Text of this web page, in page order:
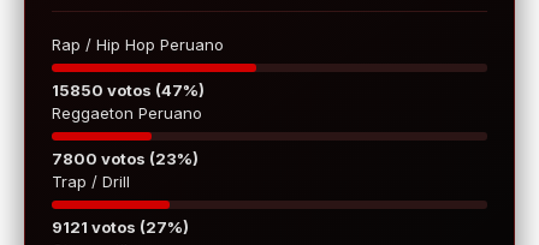
Rap / Hip Hop Peruano
15850 votos (47%)
Reggaeton Peruano
7800 votos (23%)
Trap / Drill
9121 votos (27%)